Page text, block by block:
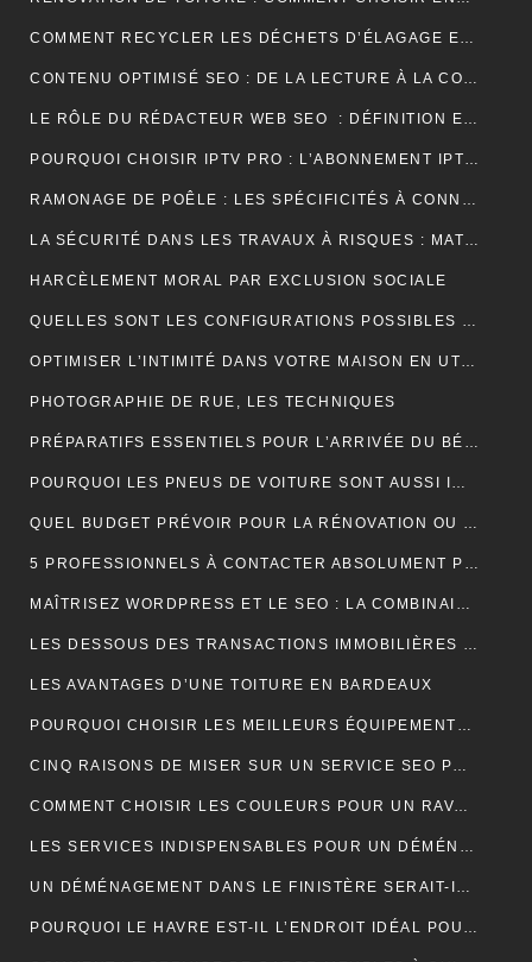
COMMENT RECYCLER LES DÉCHETS D’ÉLAGAGE ET D’ABATTAGE ?
CONTENU OPTIMISÉ SEO : DE LA LECTURE À LA CONVERSION
LE RÔLE DU RÉDACTEUR WEB SEO : DÉFINITION ET EXPLICATIONS
POURQUOI CHOISIR IPTV PRO : L’ABONNEMENT IPTV PREMIUM ULTIME
RAMONAGE DE POÊLE : LES SPÉCIFICITÉS À CONNAÎTRE
LA SÉCURITÉ DANS LES TRAVAUX À RISQUES : MATÉRIEL ET OBLIGATIONS
HARCÈLEMENT MORAL PAR EXCLUSION SOCIALE
QUELLES SONT LES CONFIGURATIONS POSSIBLES POUR UN ÉTABLI D’ATELIER PROFESSIONNEL ?
OPTIMISER L’INTIMITÉ DANS VOTRE MAISON EN UTILISANT DES VOLETS ROULANTS
PHOTOGRAPHIE DE RUE, LES TECHNIQUES
PRÉPARATIFS ESSENTIELS POUR L’ARRIVÉE DU BÉBÉ
POURQUOI LES PNEUS DE VOITURE SONT AUSSI IMPORTANTS ?
QUEL BUDGET PRÉVOIR POUR LA RÉNOVATION OU LA CONSTRUCTION DE LA TOITURE ?
5 PROFESSIONNELS À CONTACTER ABSOLUMENT POUR RÉUSSIR SON MARIAGE
MAÎTRISEZ WORDPRESS ET LE SEO : LA COMBINAISON GAGNANTE POUR VOTRE SITE WEB
LES DESSOUS DES TRANSACTIONS IMMOBILIÈRES DANS LE SECTEUR HÔTELIER
LES AVANTAGES D’UNE TOITURE EN BARDEAUX
POURQUOI CHOISIR LES MEILLEURS ÉQUIPEMENTS D’ISOLATION PHONIQUE POUR TOITURE ?
CINQ RAISONS DE MISER SUR UN SERVICE SEO PROFESSIONNEL
COMMENT CHOISIR LES COULEURS POUR UN RAVALEMENT DE FAÇADE ?
LES SERVICES INDISPENSABLES POUR UN DÉMÉNAGEMENT RÉUSSI EN BRETAGNE
UN DÉMÉNAGEMENT DANS LE FINISTÈRE SERAIT-IL UNE BONNE IDÉE?
POURQUOI LE HAVRE EST-IL L’ENDROIT IDÉAL POUR UN NOUVEAU DÉPART EN 2024 ?